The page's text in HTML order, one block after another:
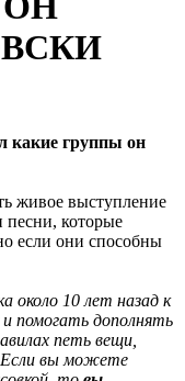
какие группы он
живое выступление
песни, которые
если они способны
около 10 лет назад к
и помогать дополнять
петь вещи,
Если вы можете